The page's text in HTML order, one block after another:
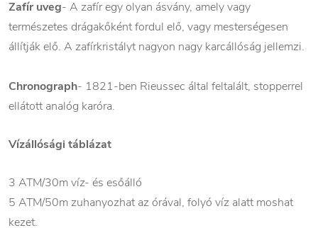
Zafír uveg- A zafír egy olyan ásvány, amely vagy
természetes drágakőként fordul elő, vagy mesterségesen
állítják elő. A zafírkristályt nagyon nagy karcállóság jellemzi.
Chronograph- 1821-ben Rieussec által feltalált, stopperrel
ellátott analóg karóra.
Vízállósági táblázat
3 ATM/30m víz- és esőálló
5 ATM/50m zuhanyozhat az órával, folyó víz alatt moshat
kezet.